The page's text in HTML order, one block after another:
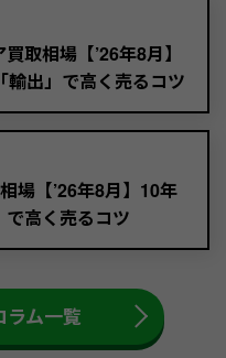
取相場【’26年8月】
輸出」で高く売るコツ
場【’26年8月】10年
高く売るコツ
ラム一覧